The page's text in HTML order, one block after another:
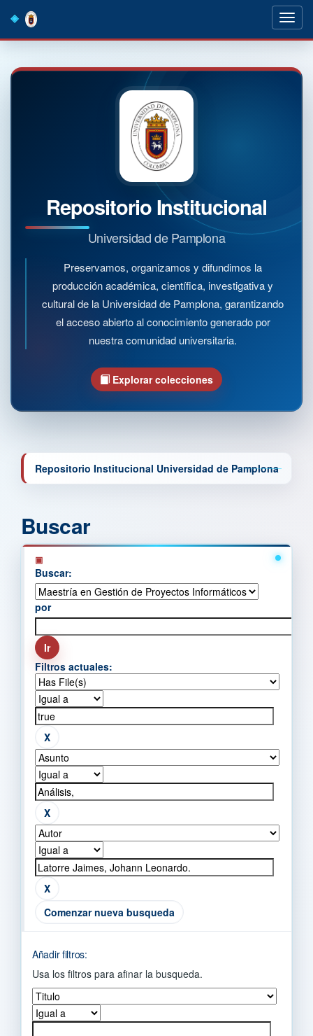
navigation
Repositorio Institucional
Universidad de Pamplona
Preservamos, organizamos y difundimos la
producción académica, científica, investigativa y
cultural de la Universidad de Pamplona, garantizando
el acceso abierto al conocimiento generado por
nuestra comunidad universitaria.
Explorar colecciones
Repositorio Institucional Universidad de Pamplona
Buscar
Buscar:
por
Filtros actuales:
Comenzar nueva busqueda
Añadir filtros:
Usa los filtros para afinar la busqueda.